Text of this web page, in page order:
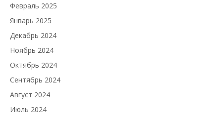
Февраль 2025
Январь 2025
Декабрь 2024
Ноябрь 2024
Октябрь 2024
Сентябрь 2024
Август 2024
Июль 2024